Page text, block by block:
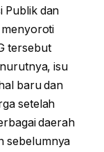
Publik dan
menyoroti
tersebut
isu
baru dan
setelah
daerah
sebelumnya